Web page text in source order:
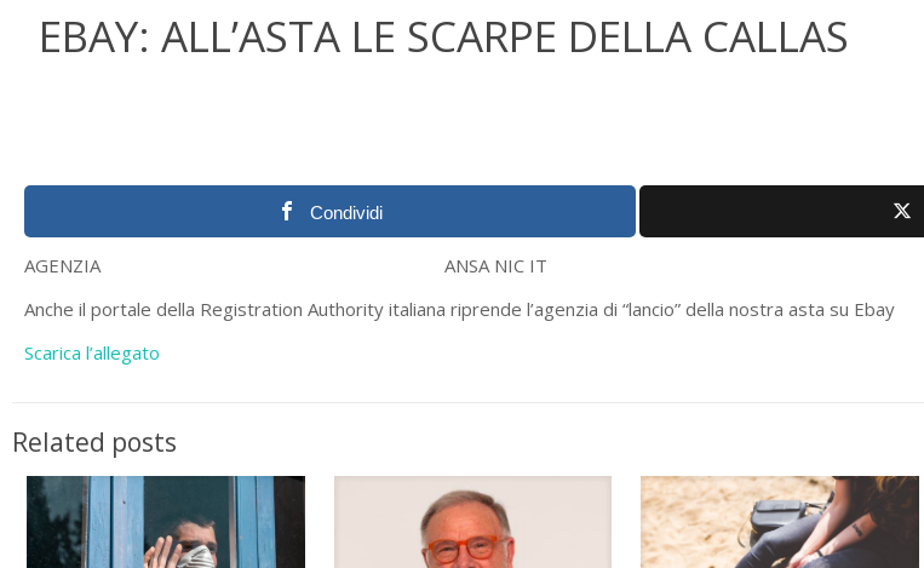
EBAY: ALL’ASTA LE SCARPE DELLA CALLAS
Condividi
AGENZIA ANSA NIC IT
Anche il portale della Registration Authority italiana riprende l’agenzia di “lancio” della nostra asta su Ebay
Scarica l’allegato
Related posts